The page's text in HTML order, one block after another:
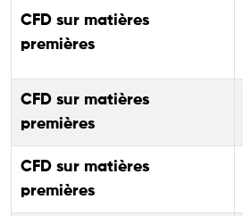
CFD sur matières
premières
CFD sur matières
premières
CFD sur matières
premières